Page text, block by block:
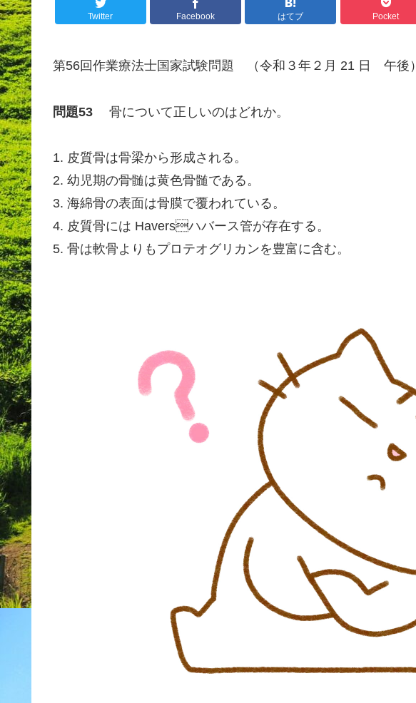
Twitter Facebook はてブ Pocket
第56回作業療法士国家試験問題 （令和３年２月 21 日 午後）
問題53 骨について正しいのはどれか。
1. 皮質骨は骨梁から形成される。
2. 幼児期の骨髄は黄色骨髄である。
3. 海綿骨の表面は骨膜で覆われている。
4. 皮質骨には Haversハバース管が存在する。
5. 骨は軟骨よりもプロテオグリカンを豊富に含む。